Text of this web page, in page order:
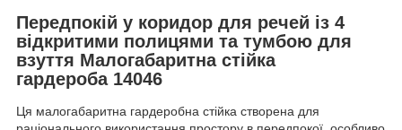
Передпокій у коридор для речей із 4
відкритими полицями та тумбою для
взуття Малогабаритна стійка
гардероба 14046
Ця малогабаритна гардеробна стійка створена для